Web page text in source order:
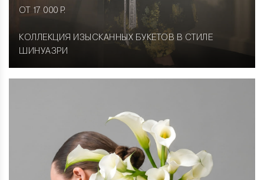
ОТ 17 000 Р.
КОЛЛЕКЦИЯ ИЗЫСКАННЫХ БУКЕТОВ В СТИЛЕ
ШИНУАЗРИ